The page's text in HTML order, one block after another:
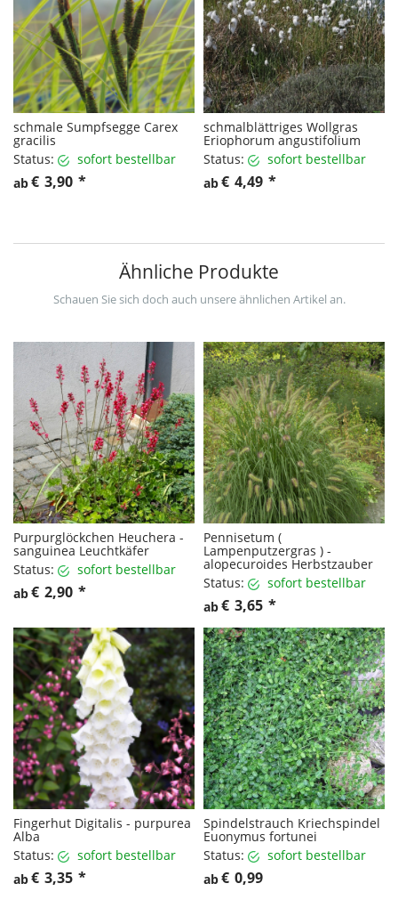
schmale Sumpfsegge Carex
gracilis
Status:
sofort bestellbar
ab€ 3,90 *
schmalblättriges Wollgras
Eriophorum angustifolium
Status:
sofort bestellbar
ab€ 4,49 *
Ähnliche Produkte
Schauen Sie sich doch auch unsere ähnlichen Artikel an.
Purpurglöckchen Heuchera -
sanguinea Leuchtkäfer
Status:
sofort bestellbar
ab€ 2,90 *
Pennisetum (
Lampenputzergras ) -
alopecuroides Herbstzauber
Status:
sofort bestellbar
ab€ 3,65 *
Fingerhut Digitalis - purpurea
Alba
Status:
sofort bestellbar
ab€ 3,35 *
Spindelstrauch Kriechspindel
Euonymus fortunei
Status:
sofort bestellbar
ab€ 0,99